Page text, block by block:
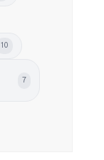
10
7